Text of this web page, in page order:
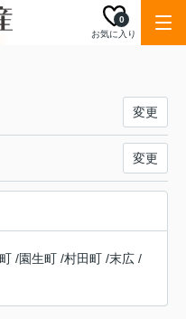
お気に入り
0
変更
変更
/園生町 /村田町 /末広 /